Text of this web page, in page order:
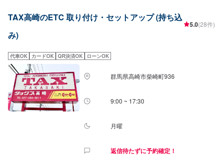
車スペースは事務所前の空いているスペースに駐車してください。受付はス
タッフへ「メンテモで予約しました」とお伝えください。ご案内いたしま
す。【定休日・営業時間】定休日：日・月曜日の祝日受付時間：9:00~18:00
TAX高崎のETC 取り付け・セットアップ (持ち込
み)
5.0(28件)
代車OK カードOK QR決済OK ローンOK
群馬県高崎市柴崎町936
9:00 ~ 17:30
月曜
返信待たずに予約確定！